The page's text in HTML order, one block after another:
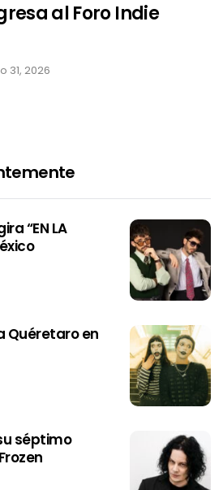
al Foro Indie
31, 2026
“EN LA
Quéretaro en
séptimo